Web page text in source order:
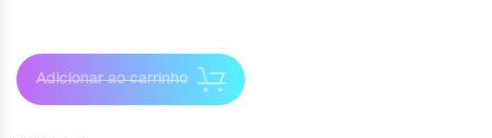
Adicionar ao carrinho